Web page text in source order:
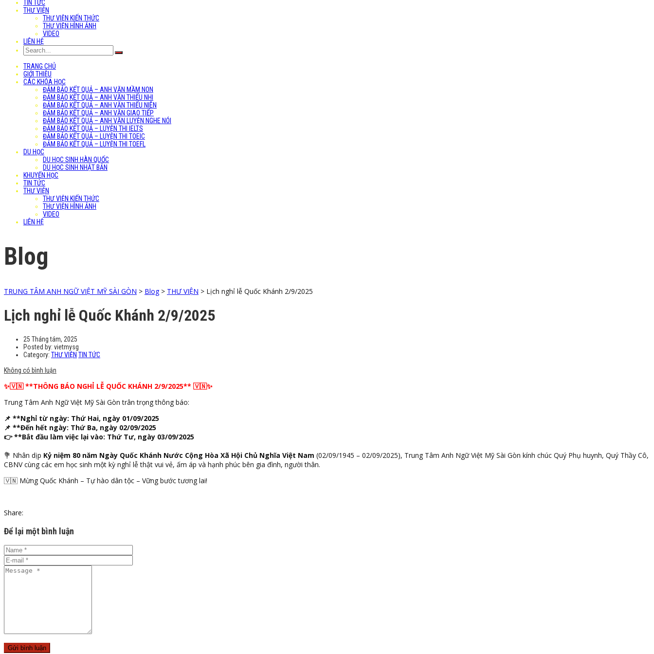
TIN TỨC
THƯ VIỆN
THƯ VIỆN KIẾN THỨC
THƯ VIỆN HÌNH ẢNH
VIDEO
LIÊN HỆ
TRANG CHỦ
GIỚI THIỆU
CÁC KHÓA HỌC
ĐẢM BẢO KẾT QUẢ – ANH VĂN MẦM NON
ĐẢM BẢO KẾT QUẢ – ANH VĂN THIẾU NHI
ĐẢM BẢO KẾT QUẢ – ANH VĂN THIẾU NIÊN
ĐẢM BẢO KẾT QUẢ – ANH VĂN GIAO TIẾP
ĐẢM BẢO KẾT QUẢ – ANH VĂN LUYỆN NGHE NÓI
ĐẢM BẢO KẾT QUẢ – LUYỆN THI IELTS
ĐẢM BẢO KẾT QUẢ – LUYỆN THI TOEIC
ĐẢM BẢO KẾT QUẢ – LUYỆN THI TOEFL
DU HỌC
DU HỌC SINH HÀN QUỐC
DU HỌC SINH NHẬT BẢN
KHUYẾN HỌC
TIN TỨC
THƯ VIỆN
THƯ VIỆN KIẾN THỨC
THƯ VIỆN HÌNH ẢNH
VIDEO
LIÊN HỆ
Blog
TRUNG TÂM ANH NGỮ VIỆT MỸ SÀI GÒN > Blog> THƯ VIỆN > Lịch nghỉ lễ Quốc Khánh 2/9/2025
Lịch nghỉ lễ Quốc Khánh 2/9/2025
25 Tháng tám, 2025
Posted by: vietmysg
Category: THƯ VIỆN TIN TỨC
Không có bình luận
✨🇻🇳 **THÔNG BÁO NGHỈ LỄ QUỐC KHÁNH 2/9/2025** 🇻🇳✨
Trung Tâm Anh Ngữ Việt Mỹ Sài Gòn trân trọng thông báo:
📌 **Nghỉ từ ngày: Thứ Hai, ngày 01/09/2025
📌 **Đến hết ngày: Thứ Ba, ngày 02/09/2025
👉 **Bắt đầu làm việc lại vào: Thứ Tư, ngày 03/09/2025
💐 Nhân dịp Kỷ niệm 80 năm Ngày Quốc Khánh Nước Cộng Hòa Xã Hội Chủ Nghĩa Việt Nam (02/09/1945 – 02/09/2025), Trung Tâm Anh Ngữ Việt Mỹ Sài Gòn kính chúc Quý Phụ huynh, Quý Thầy Cô,
CBNV cùng các em học sinh một kỳ nghỉ lễ thật vui vẻ, ấm áp và hạnh phúc bên gia đình, người thân.
🇻🇳 Mừng Quốc Khánh – Tự hào dân tộc – Vững bước tương lai!
Share:
Để lại một bình luận